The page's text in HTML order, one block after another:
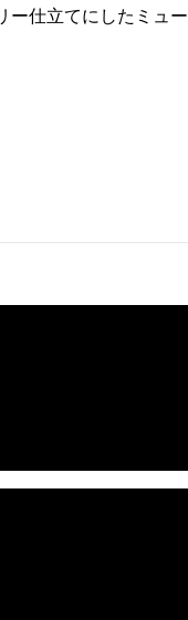
ー仕立てにしたミュー